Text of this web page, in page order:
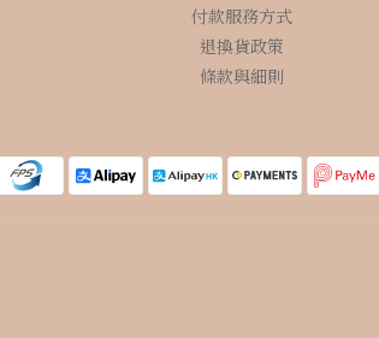
付款服務方式
退換貨政策
條款與細則